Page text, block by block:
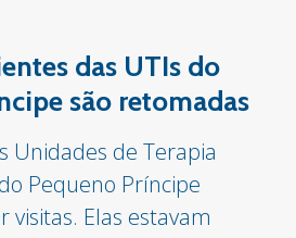
das UTIs do
são retomadas
Unidades de Terapia
Pequeno Príncipe
visitas. Elas estavam